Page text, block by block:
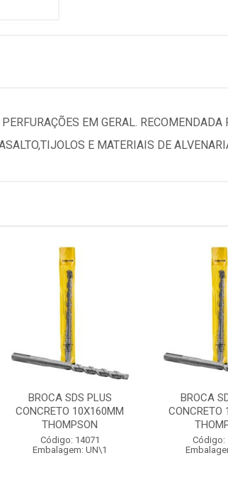
EM GERAL.
E MATERIAIS DE
BROCA SDS PLUS
CONCRETO 10X160MM
THOMPSON
Código: 14071
Embalagem: UN\1
BROCA
CONCRETO
Código: